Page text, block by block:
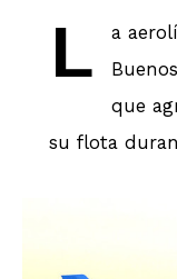
L
a
que
su flota